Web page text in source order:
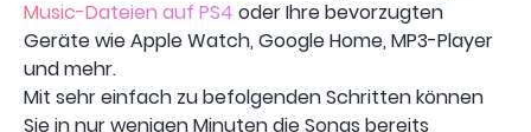
Music-Dateien auf PS4 oder Ihre bevorzugten
Geräte wie Apple Watch, Google Home, MP3-Player
und mehr.
Mit sehr einfach zu befolgenden Schritten können
Sie in nur wenigen Minuten die Songs bereits